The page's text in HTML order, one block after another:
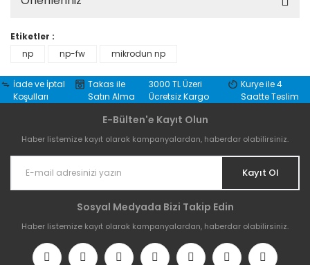
Etiketler :
np
np-fw mikrodun np
İade ve İptal
Koşulları
Takas ile
Satın Alma
3000 TL Üzeri
Ücretsiz Kargo
Kurye ile 4
Saatte Teslim
E-Bülten'e Kayıt Olun
Haber listemize kayıt olarak kampanyalardan, haberdar olabilirsiniz.
Kayıt Ol
Sosyal Medyada Bizi Takip Edin
Haber listemize kayıt olarak kampanyalardan, haberdar olabilirsiniz.